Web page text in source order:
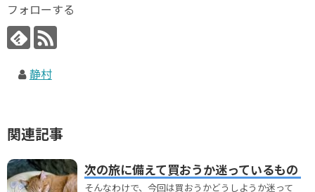
フォローする
静村
関連記事
次の旅に備えて買おうか迷っているもの
そんなわけで、今回は買おうかどうしようか迷って